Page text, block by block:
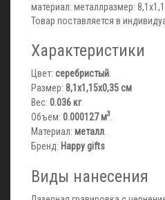
материал: металлразмер:
Товар поставляется в
Характеристики
Цвет: серебристый
Размер: 8,1х1,15х0,35 см
Вес: 0.036 кг.
Объем: 0.000127 м3
Материал: металл
Бренд: Happy gifts
Виды нанесения